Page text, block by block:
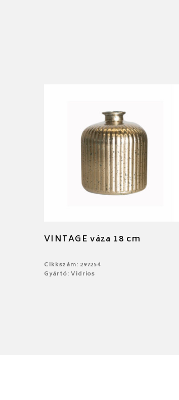
VINTAGE váza 18 cm
Cikkszám: 297254
Gyártó: Vidrios